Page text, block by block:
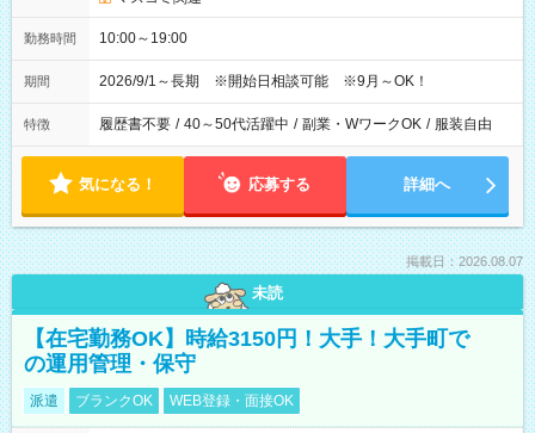
勤務時間 10:00～19:00
期間 2026/9/1～長期 ※開始日相談可能 ※9月～OK！
特徴 履歴書不要 / 40～50代活躍中 / 副業・WワークOK / 服装自由
気になる！ 応募する 詳細へ
掲載日：2026.08.07
未読
【在宅勤務OK】時給3150円！大手！大手町で
の運用管理・保守
派遣 ブランクOK WEB登録・面接OK